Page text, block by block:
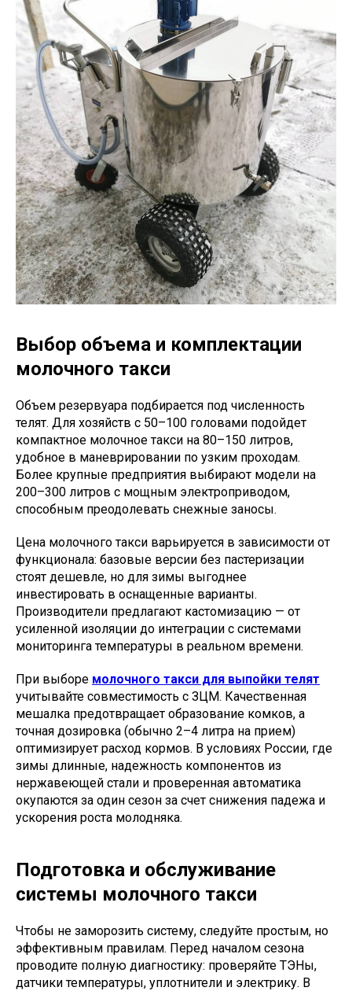
Выбор объема и комплектации
молочного такси
Объем резервуара подбирается под численность
телят. Для хозяйств с 50–100 головами подойдет
компактное молочное такси на 80–150 литров,
удобное в маневрировании по узким проходам.
Более крупные предприятия выбирают модели на
200–300 литров с мощным электроприводом,
способным преодолевать снежные заносы.
Цена молочного такси варьируется в зависимости от
функционала: базовые версии без пастеризации
стоят дешевле, но для зимы выгоднее
инвестировать в оснащенные варианты.
Производители предлагают кастомизацию — от
усиленной изоляции до интеграции с системами
мониторинга температуры в реальном времени.
При выборе молочного такси для выпойки телят
учитывайте совместимость с ЗЦМ. Качественная
мешалка предотвращает образование комков, а
точная дозировка (обычно 2–4 литра на прием)
оптимизирует расход кормов. В условиях России, где
зимы длинные, надежность компонентов из
нержавеющей стали и проверенная автоматика
окупаются за один сезон за счет снижения падежа и
ускорения роста молодняка.
Подготовка и обслуживание
системы молочного такси
Чтобы не заморозить систему, следуйте простым, но
эффективным правилам. Перед началом сезона
проводите полную диагностику: проверяйте ТЭНы,
датчики температуры, уплотнители и электрику. В